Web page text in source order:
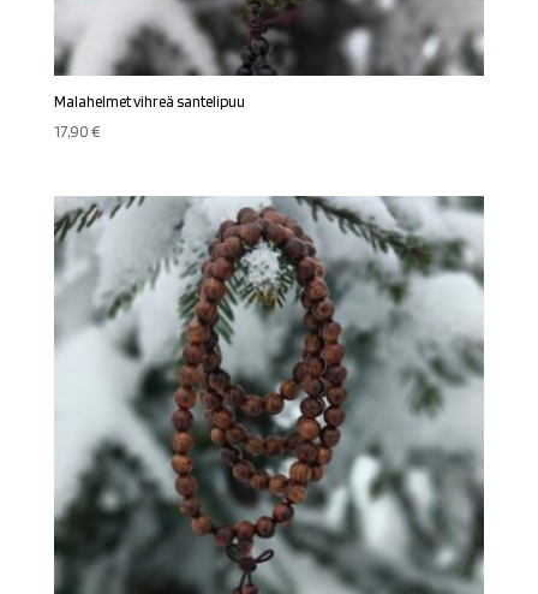
Malahelmet vihreä santelipuu
17,90€